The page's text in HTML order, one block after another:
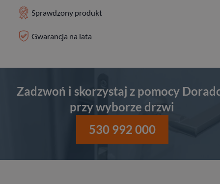
Sprawdzony produkt
Gwarancja na lata
Zadzwoń i skorzystaj z pomocy
przy wyborze drzwi
530 992 000